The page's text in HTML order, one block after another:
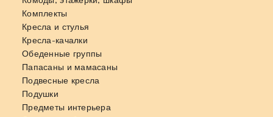
Комплекты
Кресла и стулья
Кресла-качалки
Обеденные группы
Папасаны и мамасаны
Подвесные кресла
Подушки
Предметы интерьера